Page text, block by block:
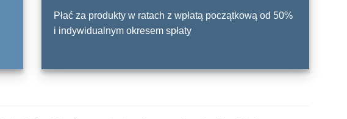
Płać za produkty w ratach z wpłatą początkową od 50%
i indywidualnym okresem spłaty